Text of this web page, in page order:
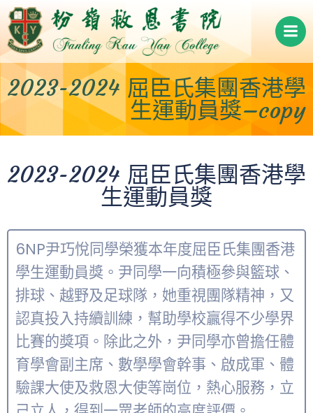
Skip
to
content
2023-2024 屈臣氏集團香港學
生運動員獎–copy
2023-2024 屈臣氏集團香港學
生運動員獎
6NP尹巧悅同學榮獲本年度屈臣氏集團香港
學生運動員獎。尹同學一向積極參與籃球、
排球、越野及足球隊，她重視團隊精神，又
認真投入持續訓練，幫助學校贏得不少學界
比賽的獎項。除此之外，尹同學亦曾擔任體
育學會副主席、數學學會幹事、啟成軍、體
驗課大使及救恩大使等崗位，熱心服務，立